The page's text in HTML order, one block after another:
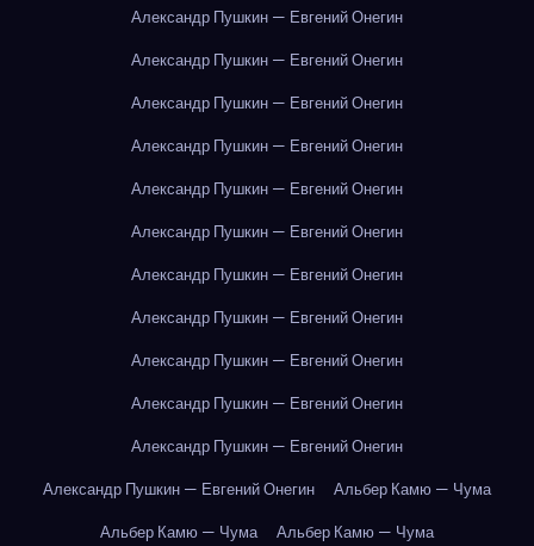
Александр Пушкин — Евгений Онегин
Александр Пушкин — Евгений Онегин
Александр Пушкин — Евгений Онегин
Александр Пушкин — Евгений Онегин
Александр Пушкин — Евгений Онегин
Александр Пушкин — Евгений Онегин
Александр Пушкин — Евгений Онегин
Александр Пушкин — Евгений Онегин
Александр Пушкин — Евгений Онегин
Александр Пушкин — Евгений Онегин
Александр Пушкин — Евгений Онегин
Александр Пушкин — Евгений Онегин
Альбер Камю — Чума
Альбер Камю — Чума
Альбер Камю — Чума